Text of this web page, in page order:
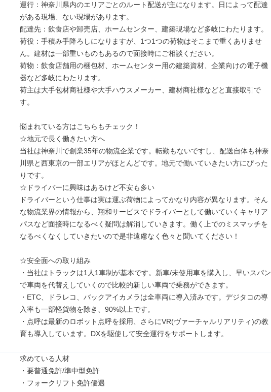
運行：神奈川県内のエリアごとのルート配送が主になります。日によって配達
がある現場、ない現場があります。
配達先：飲食店や卸売店、ホームセンター、建築現場など多岐にわたります。
荷役：手積み手降ろしになりますが、1つ1つの荷物はそこまで重くありませ
ん。建材は一部重いものもあるので面接時にご相談ください。
荷物：飲食店舗用の梱包材、ホームセンター用の建築資材、企業向けの電子機
器など多岐にわたります。
荷主は大手包材商社様や大手ハウスメーカー、建材商社様などと直接取引で
す。
悩まれている方はこちらもチェック！
☆地元で長く働きたい方へ
当社は神奈川で創業35年の物流企業です。転勤もないですし、配送自体も神奈
川県と西東京の一部エリアがほとんどです。地元で働いていきたい方にぴった
りです。
☆ドライバーに興味はあるけど不安も多い
ドライバーという仕事は実は運ぶ荷物によってかなり内容が異なります。そん
な物流業界の情報から、翔和サービスでドライバーとして働いていくキャリア
パスなど面接時になるべく疑問は解消していきます。働く上でのミスマッチを
なるべくなくしていきたいので是非遠慮なく色々と聞いてください！
☆安全面への取り組み
・当社はトラックは1人1車制が基本です。新車/未使用車を購入し、早いスパン
で車両を代替えしていくので比較的新しい車両で乗務ができます。
・ETC、ドラレコ、バックアイカメラは全車両に導入済みです。デジタコの導
入率も一部軽貨物を除き、90%以上です。
・点呼は最新のロボット点呼を採用、さらにVR(ヴァーチャルリアリティ)の教
育も導入しています。DXを駆使して安全運行をサポートします。
求めている人材
・要普通免許/準中型免許
・フォークリフト免許優遇